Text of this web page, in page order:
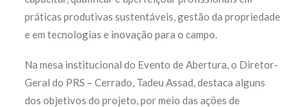
práticas produtivas sustentáveis, gestão da propriedade
e em tecnologias e inovação para o campo.
Na mesa institucional do Evento de Abertura, o Diretor-
Geral do PRS – Cerrado, Tadeu Assad, destaca alguns
dos objetivos do projeto, por meio das ações de